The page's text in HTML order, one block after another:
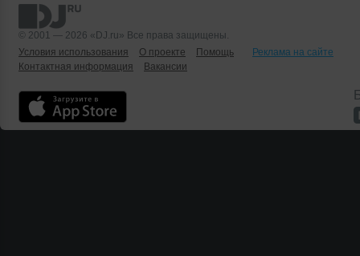
© 2001 — 2026 «DJ.ru» Все права защищены.
Условия использования
О проекте Помощь
Реклама на сайте
Контактная информация
Вакансии